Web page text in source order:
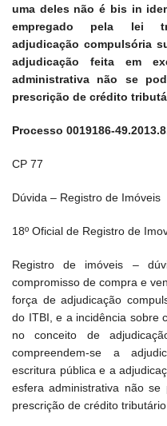
uma deles não é bis in
empregado pela lei
adjudicação compulsória
adjudicação feita em
administrativa não se
prescrição de crédito
Processo 0019186-
CP 77
Dúvida – Registro de Imóveis
18º Oficial de Registro de
Registro de imóveis –
compromisso de compra e
força de adjudicação
do ITBI, e a incidência sobre
no conceito de
compreendem-se a
escritura pública e a
esfera administrativa não
prescrição de crédito